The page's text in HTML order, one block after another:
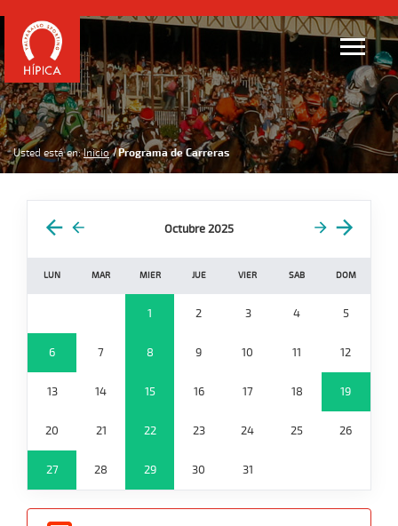
Usted está en: Inicio Programa de Carreras
Octubre 2025
LUN MAR MIER JUE VIER SAB DOM
1 2 3 4 5
6 7 8 9 10 11 12
13 14 15 16 17 18 19
20 21 22 23 24 25 26
27 28 29 30 31